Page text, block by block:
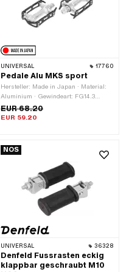
UNIVERSAL 17760
Pedale Alu MKS sport
Hersteller: Made in Japan · Material:
Aluminium · Gewindeart: FG14.3
(9/16" 20G) · Farbe: schwarz · Farbe:
silber · Antrieb: Aussenzweikant ·
EUR 68.20
EUR 59.20
NOS
UNIVERSAL 36328
Denfeld Fussrasten eckig
klappbar geschraubt M10